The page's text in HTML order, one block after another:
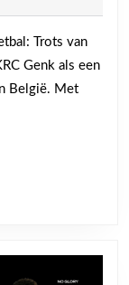
Trots van
Genk als een
België. Met